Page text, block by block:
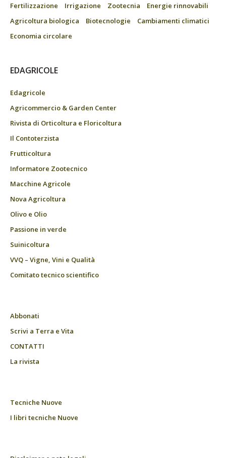
Fertilizzazione
Irrigazione Zootecnia
Energie rinnovabili
Agricoltura biologica
Biotecnologie
Cambiamenti climatici
Economia circolare
EDAGRICOLE
Edagricole
Agricommercio & Garden Center
Rivista di Orticoltura e Floricoltura
Il Contoterzista
Frutticoltura
Informatore Zootecnico
Macchine Agricole
Nova Agricoltura
Olivo e Olio
Passione in verde
Suinicoltura
VVQ – Vigne, Vini e Qualità
Comitato tecnico scientifico
Abbonati
Scrivi a Terra e Vita
CONTATTI
La rivista
Tecniche Nuove
I libri tecniche Nuove